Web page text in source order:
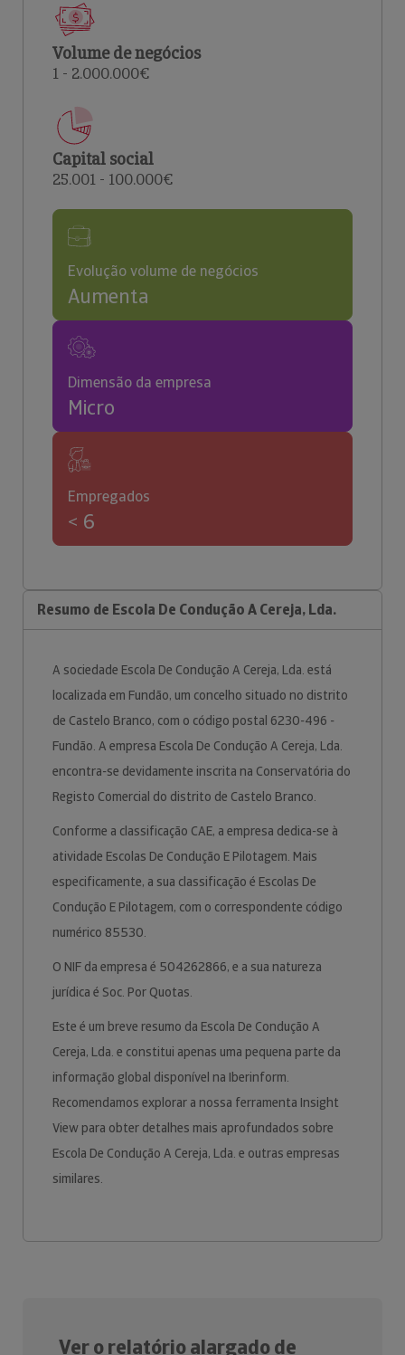
Volume de negócios
1 - 2.000.000€
Capital social
25.001 - 100.000€
Evolução volume de negócios
Aumenta
Dimensão da empresa
Micro
Empregados
< 6
Resumo de Escola De Condução A Cereja, Lda.
A sociedade Escola De Condução A Cereja, Lda. está
localizada em Fundão, um concelho situado no distrito
de Castelo Branco, com o código postal 6230-496 -
Fundão. A empresa Escola De Condução A Cereja, Lda.
encontra-se devidamente inscrita na Conservatória do
Registo Comercial do distrito de Castelo Branco.
Conforme a classificação CAE, a empresa dedica-se à
atividade Escolas De Condução E Pilotagem. Mais
especificamente, a sua classificação é Escolas De
Condução E Pilotagem, com o correspondente código
numérico 85530.
O NIF da empresa é 504262866, e a sua natureza
jurídica é Soc. Por Quotas.
Este é um breve resumo da Escola De Condução A
Cereja, Lda. e constitui apenas uma pequena parte da
informação global disponível na Iberinform.
Recomendamos explorar a nossa ferramenta Insight
View para obter detalhes mais aprofundados sobre
Escola De Condução A Cereja, Lda. e outras empresas
similares.
Ver o relatório alargado de